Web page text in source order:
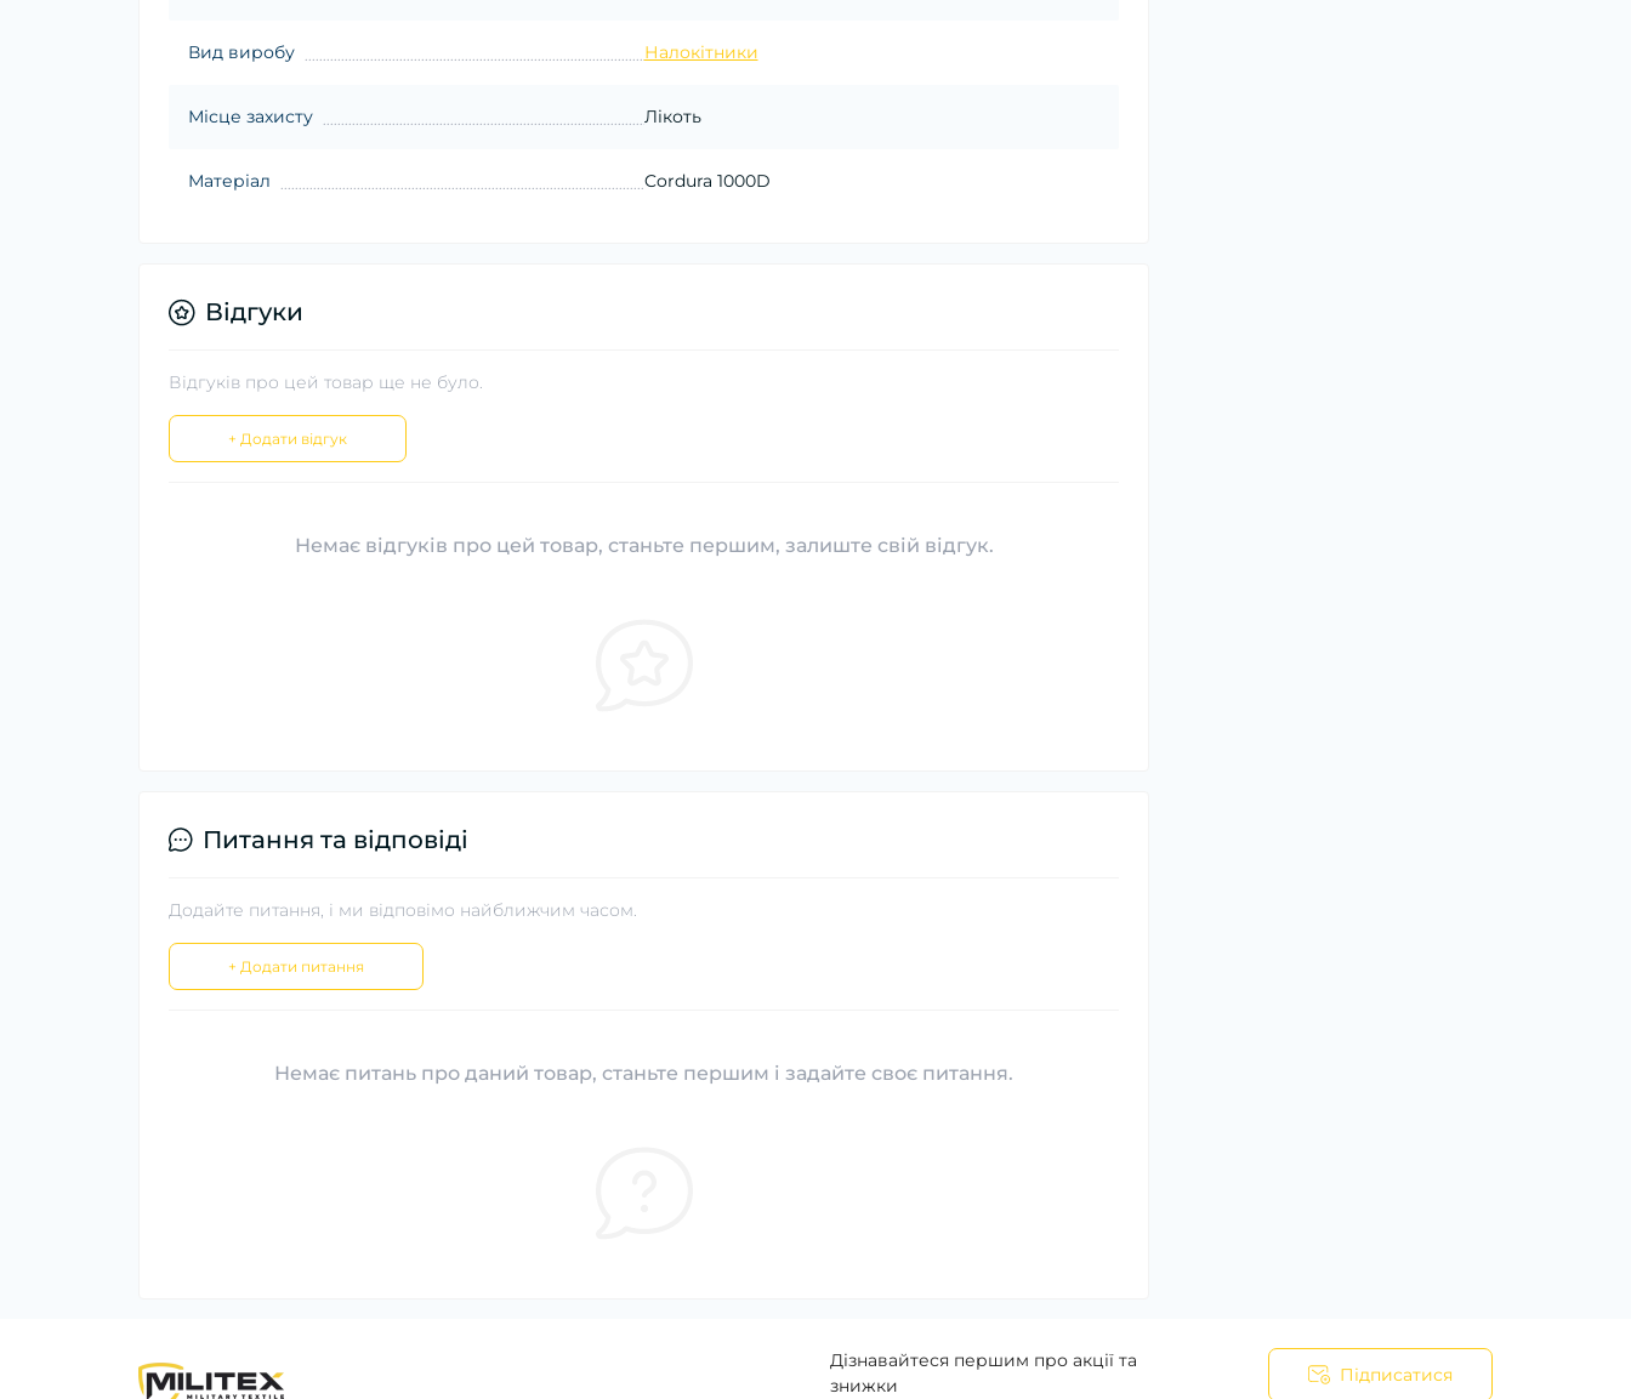
Вид виробу Налокітники
Місце захисту Лікоть
Матеріал Cordura 1000D
Відгуки
Відгуків про цей товар ще не було.
+ Додати відгук
Немає відгуків про цей товар, станьте першим, залиште свій відгук.
Питання та відповіді
Додайте питання, і ми відповімо найближчим часом.
+ Додати питання
Немає питань про даний товар, станьте першим і задайте своє питання.
Дізнавайтеся першим про акції та
знижки
Підписатися